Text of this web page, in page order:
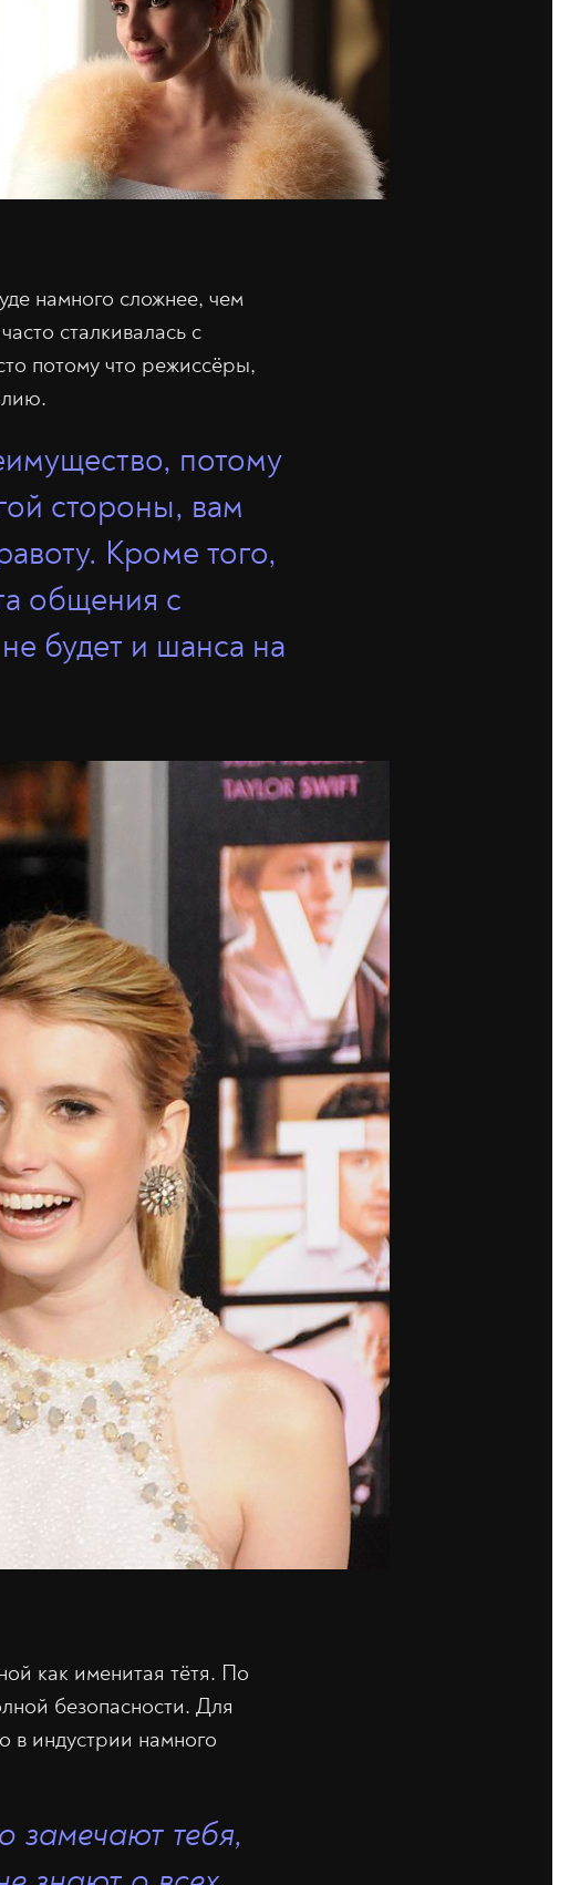
намного сложнее, чем
сталкивалась с
потому что режиссёры,
потому
стороны, вам
Кроме того,
общения с
будет и шанса на
как именитая тётя. По
безопасности. Для
в индустрии намного
замечают тебя,